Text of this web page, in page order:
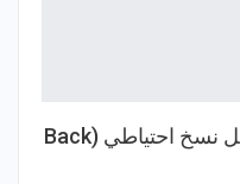
تعرَّف على أفضل 5 طرق لعمل نسخ احتياطي (Back